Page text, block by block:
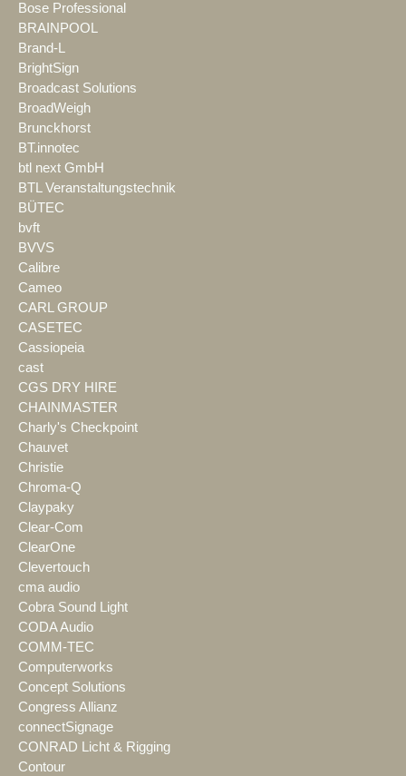
Bose Professional
BRAINPOOL
Brand-L
BrightSign
Broadcast Solutions
BroadWeigh
Brunckhorst
BT.innotec
btl next GmbH
BTL Veranstaltungstechnik
BÜTEC
bvft
BVVS
Calibre
Cameo
CARL GROUP
CASETEC
Cassiopeia
cast
CGS DRY HIRE
CHAINMASTER
Charly's Checkpoint
Chauvet
Christie
Chroma-Q
Claypaky
Clear-Com
ClearOne
Clevertouch
cma audio
Cobra Sound Light
CODA Audio
COMM-TEC
Computerworks
Concept Solutions
Congress Allianz
connectSignage
CONRAD Licht & Rigging
Contour